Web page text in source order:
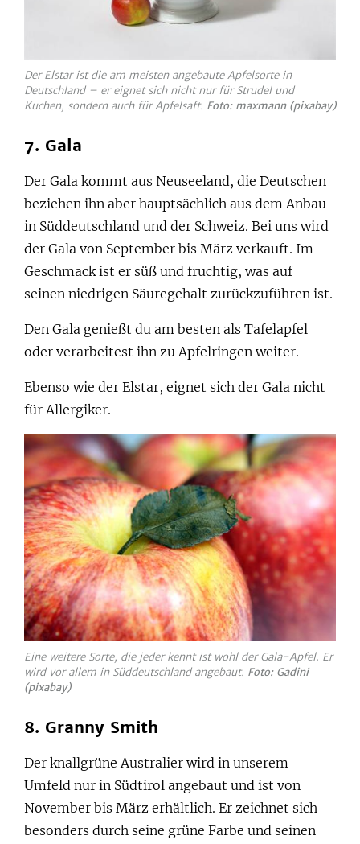
Der Elstar ist die am meisten angebaute Apfelsorte in
Deutschland – er eignet sich nicht nur für Strudel und
Kuchen, sondern auch für Apfelsaft. Foto: maxmann (pixabay)
7. Gala
Der Gala kommt aus Neuseeland, die Deutschen
beziehen ihn aber hauptsächlich aus dem Anbau
in Süddeutschland und der Schweiz. Bei uns wird
der Gala von September bis März verkauft. Im
Geschmack ist er süß und fruchtig, was auf
seinen niedrigen Säuregehalt zurückzuführen ist.
Den Gala genießt du am besten als Tafelapfel
oder verarbeitest ihn zu Apfelringen weiter.
Ebenso wie der Elstar, eignet sich der Gala nicht
für Allergiker.
Eine weitere Sorte, die jeder kennt ist wohl der Gala-Apfel. Er
wird vor allem in Süddeutschland angebaut. Foto: Gadini
(pixabay)
8. Granny Smith
Der knallgrüne Australier wird in unserem
Umfeld nur in Südtirol angebaut und ist von
November bis März erhältlich. Er zeichnet sich
besonders durch seine grüne Farbe und seinen